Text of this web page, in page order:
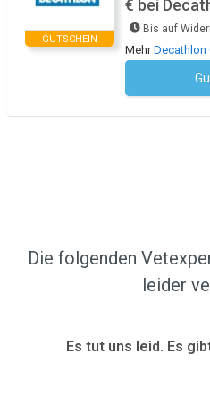
GUTSCHEIN
€ bei
Bis auf
MehrDecathlon
Die folgenden
leider
Es tut uns leid. Es